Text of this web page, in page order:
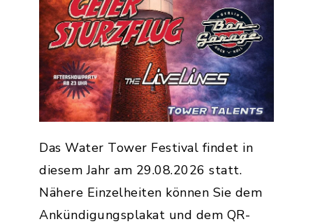
Das Water Tower Festival findet in
diesem Jahr am 29.08.2026 statt.
Nähere Einzelheiten können Sie dem
Ankündigungsplakat und dem QR-